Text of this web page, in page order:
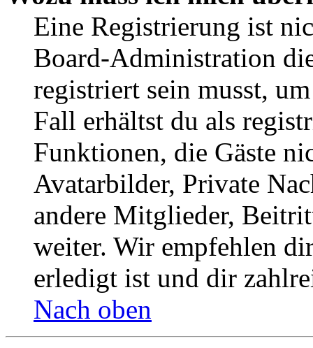
Eine Registrierung ist
Board-Administration
registriert sein musst,
Fall erhältst du als
Funktionen, die Gäste
Avatarbilder, Private
andere Mitglieder,
weiter. Wir empfehlen
erledigt ist und dir
Nach oben